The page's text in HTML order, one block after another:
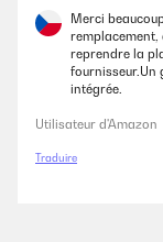
Merci
reprendre la
fournisseur.Un
intégrée.
Utilisateur d'Amazon
Traduire